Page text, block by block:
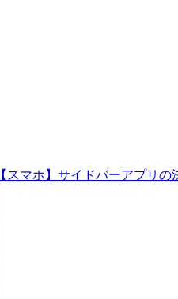
【スマホ】サイドバーアプリ